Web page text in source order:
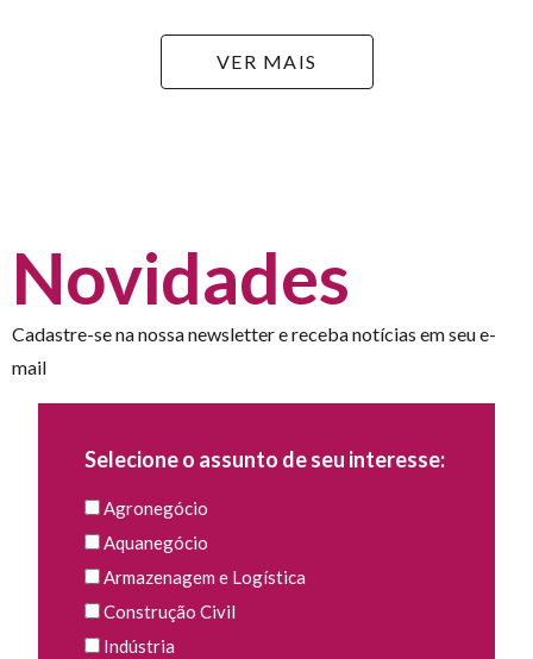
VER MAIS
Novidades
Cadastre-se na nossa newsletter e receba notícias em seu e-
mail
Selecione o assunto de seu interesse:
Agronegócio
Aquanegócio
Armazenagem e Logística
Construção Civil
Indústria